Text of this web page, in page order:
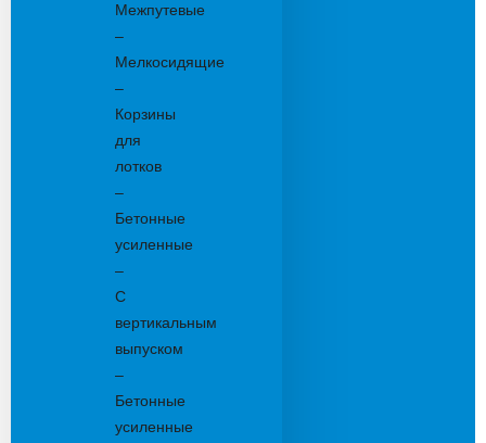
Межпутевые
–
Мелкосидящие
–
Корзины
для
лотков
–
Бетонные
усиленные
–
С
вертикальным
выпуском
–
Бетонные
усиленные